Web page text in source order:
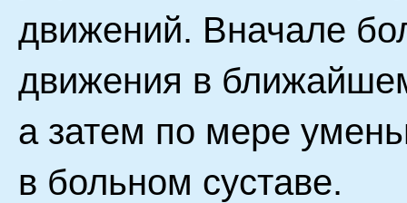
движений. Вначале
движения в
а затем по мере
в больном суставе.